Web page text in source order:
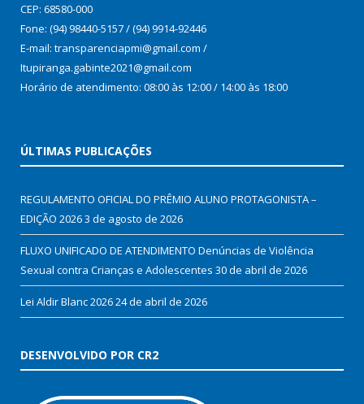
CEP: 68580-000
Fone: (94) 98440-5157 / (94) 9914-92446
E-mail: transparenciapmi@gmail.com /
Itupiranga.gabinte2021@gmail.com
Horário de atendimento: 08:00 às 12:00 / 14:00 às 18:00
ÚLTIMAS PUBLICAÇÕES
REGULAMENTO OFICIAL DO PRÊMIO ALUNO PROTAGONISTA –
EDIÇÃO 20263 de agosto de 2026
FLUXO UNIFICADO DE ATENDIMENTO Denúncias de Violência
Sexual contra Crianças e Adolescentes 30 de abril de 2026
Lei Aldir Blanc 202624 de abril de 2026
DESENVOLVIDO POR CR2